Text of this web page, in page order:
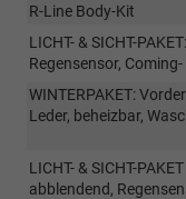
R-Line Body-Kit
LICHT- & SICHT-
Regensensor,
WINTERPAKET:
Leder, beheizbar,
LICHT- & SICHT-
abblendend,